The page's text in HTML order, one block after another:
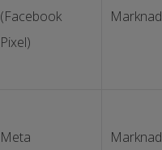
(Facebook
Pixel)
Meta